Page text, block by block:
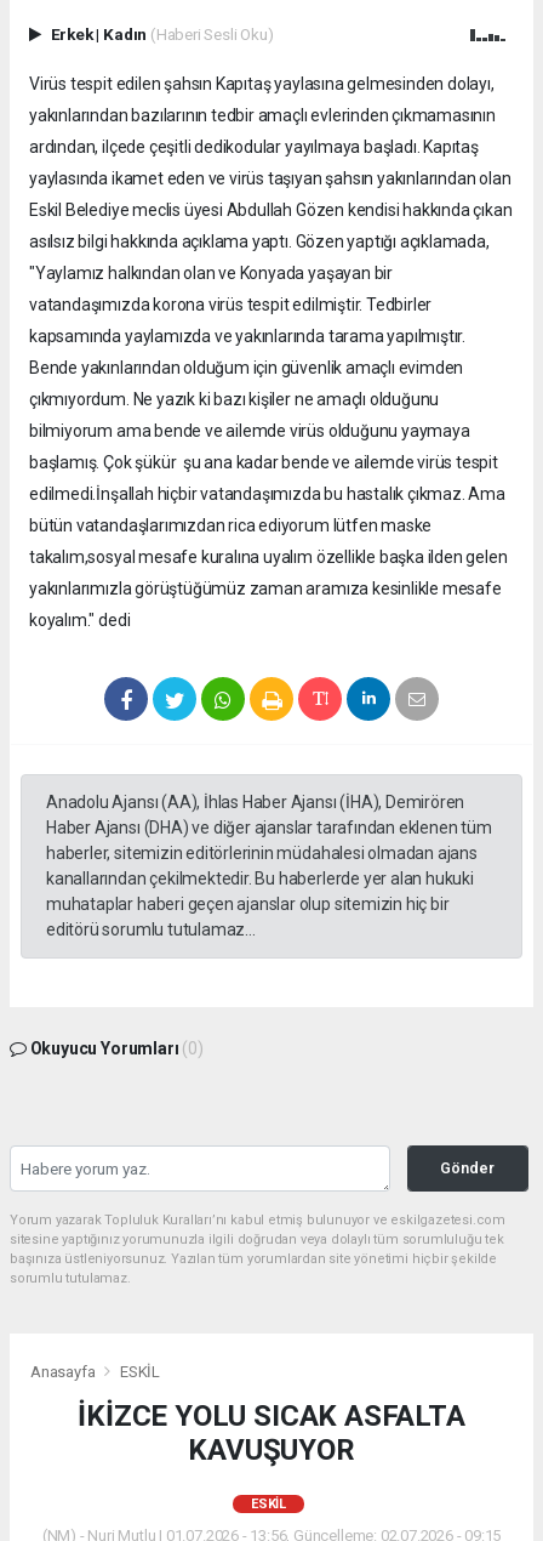
Erkek| Kadın (Haberi Sesli Oku)
Virüs tespit edilen şahsın Kapıtaş yaylasına gelmesinden dolayı,
yakınlarından bazılarının tedbir amaçlı evlerinden çıkmamasının
ardından, ilçede çeşitli dedikodular yayılmaya başladı. Kapıtaş
yaylasında ikamet eden ve virüs taşıyan şahsın yakınlarından olan
Eskil Belediye meclis üyesi Abdullah Gözen kendisi hakkında çıkan
asılsız bilgi hakkında açıklama yaptı. Gözen yaptığı açıklamada,
"Yaylamız halkından olan ve Konyada yaşayan bir
vatandaşımızda korona virüs tespit edilmiştir. Tedbirler
kapsamında yaylamızda ve yakınlarında tarama yapılmıştır.
Bende yakınlarından olduğum için güvenlik amaçlı evimden
çıkmıyordum. Ne yazık ki bazı kişiler ne amaçlı olduğunu
bilmiyorum ama bende ve ailemde virüs olduğunu yaymaya
başlamış. Çok şükür şu ana kadar bende ve ailemde virüs tespit
edilmedi.İnşallah hiçbir vatandaşımızda bu hastalık çıkmaz. Ama
bütün vatandaşlarımızdan rica ediyorum lütfen maske
takalım,sosyal mesafe kuralına uyalım özellikle başka ilden gelen
yakınlarımızla görüştüğümüz zaman aramıza kesinlikle mesafe
koyalım." dedi
Anadolu Ajansı (AA), İhlas Haber Ajansı (İHA), Demirören
Haber Ajansı (DHA) ve diğer ajanslar tarafından eklenen tüm
haberler, sitemizin editörlerinin müdahalesi olmadan ajans
kanallarından çekilmektedir. Bu haberlerde yer alan hukuki
muhataplar haberi geçen ajanslar olup sitemizin hiç bir
editörü sorumlu tutulamaz...
Okuyucu Yorumları (0)
Gönder
Yorum yazarak Topluluk Kuralları’nı kabul etmiş bulunuyor ve eskilgazetesi.com
sitesine yaptığınız yorumunuzla ilgili doğrudan veya dolaylı tüm sorumluluğu tek
başınıza üstleniyorsunuz. Yazılan tüm yorumlardan site yönetimi hiçbir şekilde
sorumlu tutulamaz.
Anasayfa ESKİL
İKİZCE YOLU SICAK ASFALTA
KAVUŞUYOR
ESKİL
(NM) - Nuri Mutlu | 01.07.2026 - 13:56, Güncelleme: 02.07.2026 - 09:15